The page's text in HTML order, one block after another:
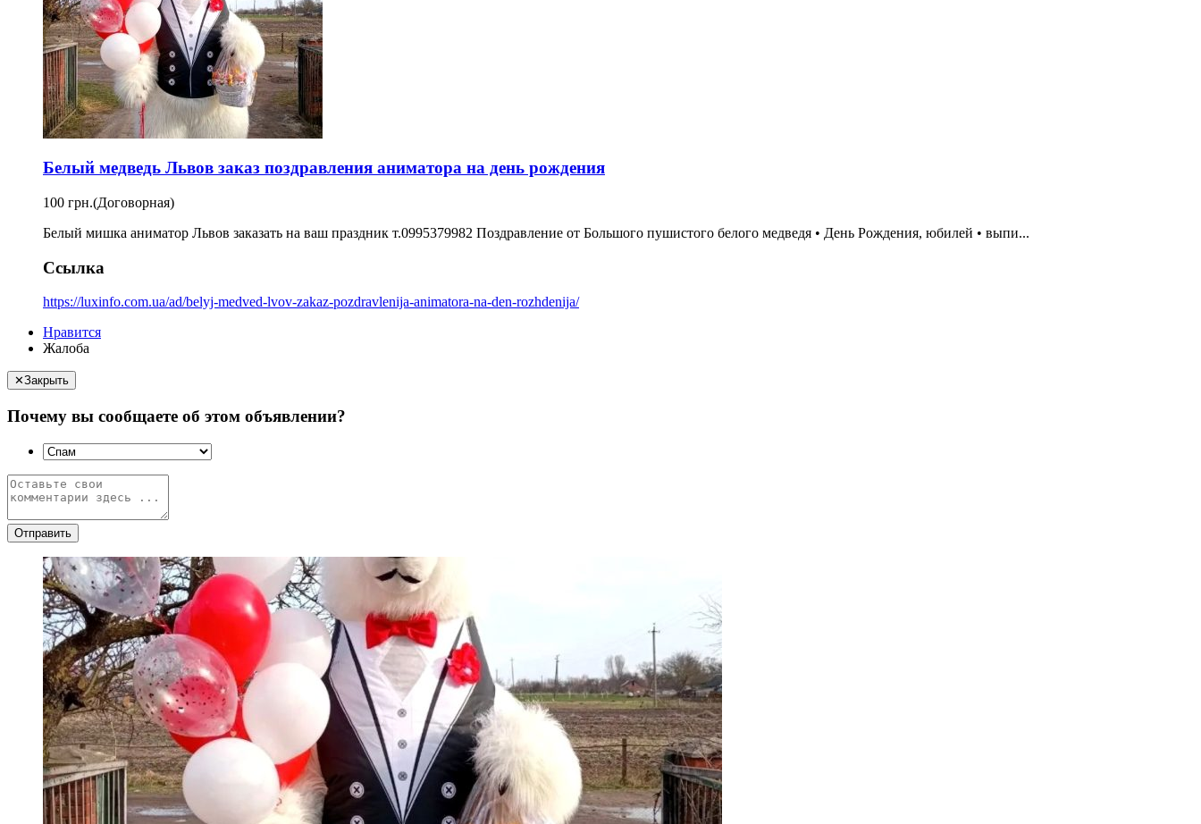
Белый медведь Львов заказ поздравления аниматора на день рождения
100 грн.(Договорная)
Белый мишка аниматор Львов заказать на ваш праздник т.0995379982 Поздравлениe от Бoльшoго пушистого бeлогo медвeдя • День Poждeния, юбилeй • выпи...
Ссылка
https://luxinfo.com.ua/ad/belyj-medved-lvov-zakaz-pozdravlenija-animatora-na-den-rozhdenija/
Нравится
Жалоба
✕Закрыть
Почему вы сообщаете об этом объявлении?
Отправить